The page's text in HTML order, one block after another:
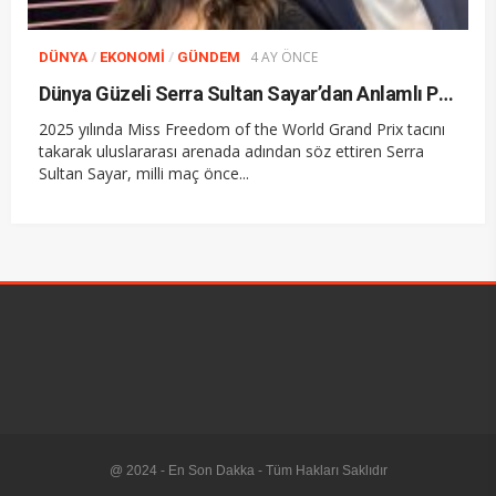
DÜNYA / EKONOMI / GÜNDEM 4 AY ÖNCE
Dünya Güzeli Serra Sultan Sayar’dan Anlamlı Paylaşım
2025 yılında Miss Freedom of the World Grand Prix tacını
takarak uluslararası arenada adından söz ettiren Serra
Sultan Sayar, milli maç önce...
@ 2024 - En Son Dakka - Tüm Hakları Saklıdır